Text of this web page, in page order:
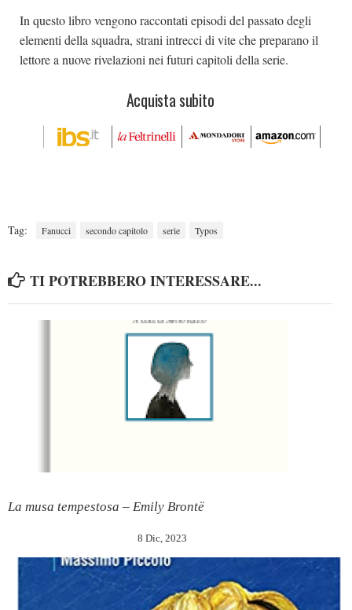
In questo libro vengono raccontati episodi del passato degli
elementi della squadra, strani intrecci di vite che preparano il
lettore a nuove rivelazioni nei futuri capitoli della serie.
Acquista subito
Tag: Fanucci secondo capitolo serie Typos
TI POTREBBERO INTERESSARE...
La musa tempestosa – Emily Brontë
8 Dic, 2023